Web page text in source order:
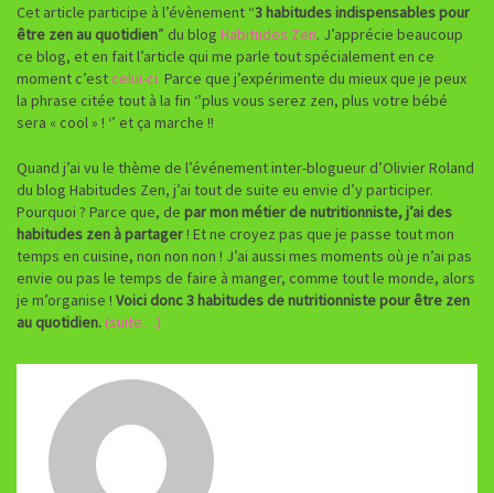
Cet article participe à l’évènement “3 habitudes indispensables pour
être zen au quotidien” du blog Habitudes Zen. J’apprécie beaucoup
ce blog, et en fait l’article qui me parle tout spécialement en ce
moment c’est celui-ci. Parce que j’expérimente du mieux que je peux
la phrase citée tout à la fin ‘’plus vous serez zen, plus votre bébé
sera « cool » ! ‘’ et ça marche !!
Quand j’ai vu le thème de l’événement inter-blogueur d’Olivier Roland
du blog Habitudes Zen, j’ai tout de suite eu envie d’y participer.
Pourquoi ? Parce que, de par mon métier de nutritionniste, j’ai des
habitudes zen à partager! Et ne croyez pas que je passe tout mon
temps en cuisine, non non non ! J’ai aussi mes moments où je n’ai pas
envie ou pas le temps de faire à manger, comme tout le monde, alors
je m’organise ! Voici donc 3 habitudes de nutritionniste pour être zen
au quotidien. (suite…)